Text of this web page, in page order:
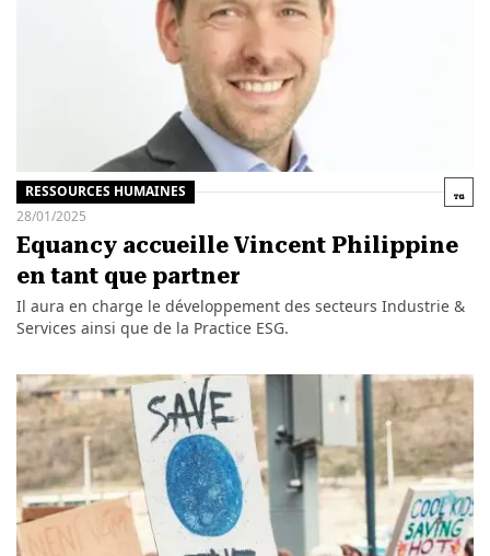
RESSOURCES HUMAINES
28/01/2025
Equancy accueille Vincent Philippine
en tant que partner
Il aura en charge le développement des secteurs Industrie &
Services ainsi que de la Practice ESG.